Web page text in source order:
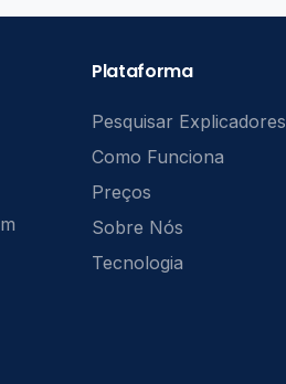
Plataforma
Pesquisar Explicadores
Como Funciona
Preços
Sobre Nós
Tecnologia